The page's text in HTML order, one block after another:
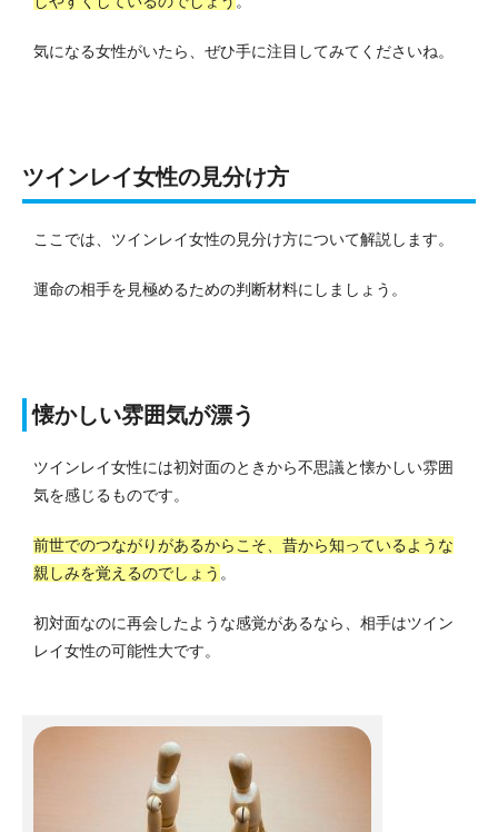
気になる女性がいたら、ぜひ手に注目してみてくださいね。
ツインレイ女性の見分け方
ここでは、ツインレイ女性の見分け方について解説します。
運命の相手を見極めるための判断材料にしましょう。
懐かしい雰囲気が漂う
ツインレイ女性には初対面のときから不思議と懐かしい雰囲
気を感じるものです。
前世でのつながりがあるからこそ、昔から知っているような
親しみを覚えるのでしょう 。
初対面なのに再会したような感覚があるなら、相手はツイン
レイ女性の可能性大です。